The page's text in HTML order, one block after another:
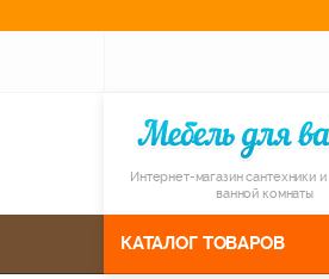
Интернет-магазин сантехники
ванной комнаты
КАТАЛОГ ТОВАРОВ